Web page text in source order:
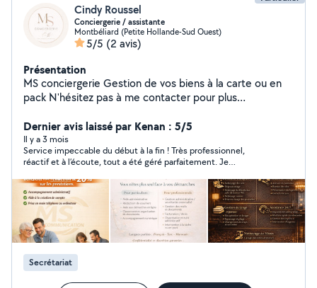
Cindy Roussel
Conciergerie / assistante
Montbéliard (Petite Hollande-Sud Ouest)
5/5 (2 avis)
Présentation
MS conciergerie Gestion de vos biens à la carte ou en
pack N'hésitez pas à me contacter pour plus
administrative & numérique à domicile Vous êtes
débordé(e) par vos démarches administratives ou
perdu(e) avec internet ? Je vous accompagne
simplement dans toutes vos démarches du quotidien :
Papiers administratifs (CAF, impôts, retraite) Aide
informatique et internet Organisation de vos documents
Service local, humain et à l'écoute Secteur Montbéliard /
Belfort Premier contact gratuit et sans engagement
Dernier avis laissé par Kenan : 5/5
Il y a 3 mois
Service impeccable du début à la fin ! Très professionnel,
réactif et à l’écoute, tout a été géré parfaitement. Je
confiance les yeux fermés.
Secrétariat